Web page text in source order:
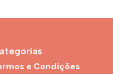
e Condições